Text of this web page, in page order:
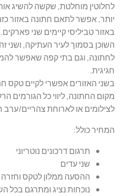
לחלוטין מוחלטת, שקשה להשיג
יותר, אפשר לתאם חתונה באזור
באזור טביליסי קיימים שני
השוכן בסמוך לעיר העתיקה, ושני
לחתונה, וגם בתי קפה שאפשר
חגיגית.
בשני האזורים אפשרי לקיים טקס
מקום החתונה, ליווי כל הגורמים
לצילומים או לארוחת צהריים/ערב
המחיר כולל:
תרגום דרכונים נוטריוני
שני עדים
ההסעה ממלון לטקס וחזרה
נוכחות נציג ומתרגם בכל